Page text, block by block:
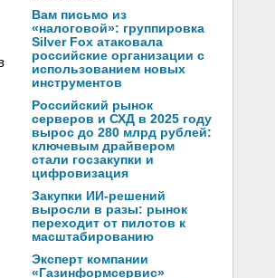
Вам письмо из
«налоговой»: группировка
Silver Fox атаковала
российские организации с
использованием новых
инструментов
Российский рынок
серверов и СХД в 2025 году
вырос до 280 млрд рублей:
ключевым драйвером
стали госзакупки и
цифровизация
Закупки ИИ-решений
выросли в разы: рынок
переходит от пилотов к
масштабированию
Эксперт компании
«Газинформсервис»